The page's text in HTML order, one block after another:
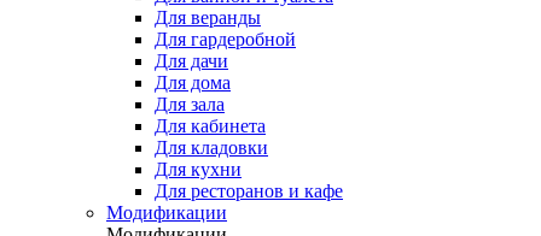
Для веранды
Для гардеробной
Для дачи
Для дома
Для зала
Для кабинета
Для кладовки
Для кухни
Для ресторанов и кафе
Модификации